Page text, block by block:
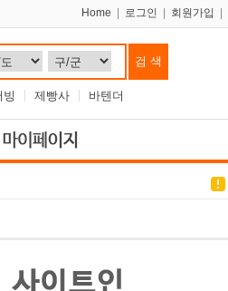
Home 로그인 회원가입
빙 제빵사 바텐더